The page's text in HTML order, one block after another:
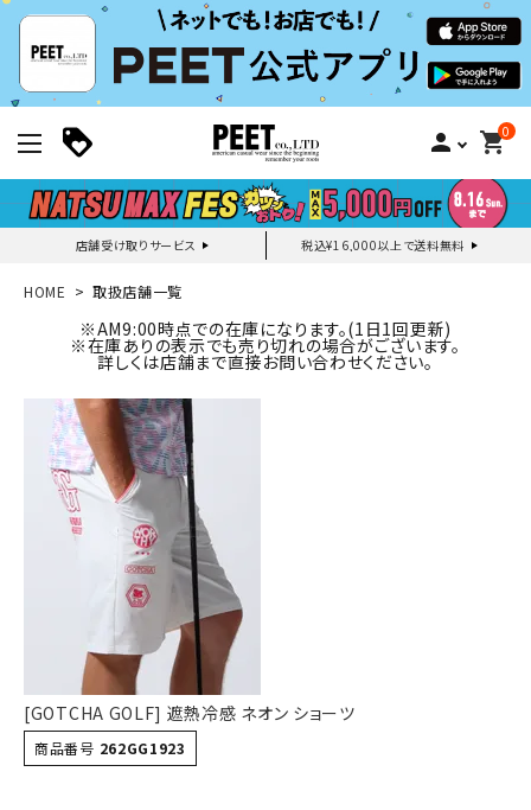
person 0
shopping_cart
店舗受け取りサービス 税込¥16,000以上で送料無料
新規会員登録｜ログイン
ご利用ガイド
詳しい条件から探す
HOME 取扱店舗一覧
※AM9:00時点での在庫になります。(1日1回更新)
※在庫ありの表示でも売り切れの場合がございます。
詳しくは店舗まで直接お問い合わせください。
[GOTCHA GOLF] 遮熱冷感 ネオン ショーツ
商品番号 262GG1923